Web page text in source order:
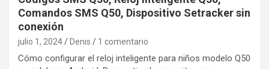
Comandos SMS Q50, Dispositivo Setracker sin
conexión
julio 1, 2024 Denis 1 comentario
Cómo configurar el reloj inteligente para niños modelo Q50